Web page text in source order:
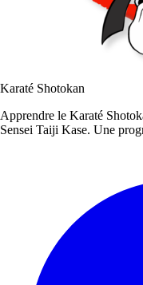
Karaté Shotokan
Apprendre le Karaté
Sensei Taiji Kase. Une